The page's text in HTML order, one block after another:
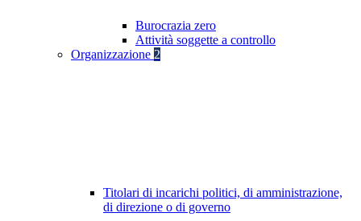
Burocrazia zero
Attività soggette a controllo
Organizzazione 2
Titolari di incarichi politici, di amministrazione,
di direzione o di governo